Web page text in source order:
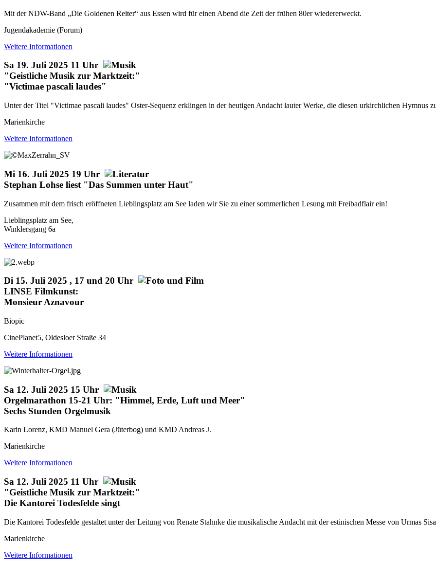
Mit der NDW-Band „Die Goldenen Reiter“ aus Essen wird für einen Abend die Zeit der frühen 80er wiedererweckt.
Jugendakademie (Forum)
Weitere Informationen
Sa 19. Juli 2025 11 Uhr
"Geistliche Musik zur Marktzeit:"
"Victimae pascali laudes"
Unter der Titel "Victimae pascali laudes" Oster-Sequenz erklingen in der heutigen Andacht lauter Werke, die diesen urkirchlichen Hymnus
Marienkirche
Weitere Informationen
Mi 16. Juli 2025 19 Uhr
Stephan Lohse liest "Das Summen unter Haut"
Zusammen mit dem frisch eröffneten Lieblingsplatz am See laden wir Sie zu einer sommerlichen Lesung mit Freibadflair ein!
Lieblingsplatz am See,
Winklersgang 6a
Weitere Informationen
Di 15. Juli 2025 , 17 und 20 Uhr
LINSE Filmkunst:
Monsieur Aznavour
Biopic
CinePlanet5, Oldesloer Straße 34
Weitere Informationen
Sa 12. Juli 2025 15 Uhr
Orgelmarathon 15-21 Uhr: "Himmel, Erde, Luft und Meer"
Sechs Stunden Orgelmusik
Karin Lorenz, KMD Manuel Gera (Jüterbog) und KMD Andreas J.
Marienkirche
Weitere Informationen
Sa 12. Juli 2025 11 Uhr
"Geistliche Musik zur Marktzeit:"
Die Kantorei Todesfelde singt
Die Kantorei Todesfelde gestaltet unter der Leitung von Renate Stahnke die musikalische Andacht mit der estinischen Messe von Urmas
Marienkirche
Weitere Informationen